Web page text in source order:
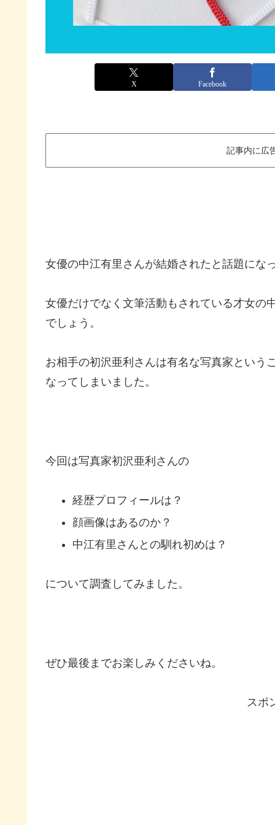
X Facebook
記事内に広
女優の中江有里さんが結婚されたと話題にな
女優だけでなく文筆活動もされている才女の
でしょう。
お相手の初沢亜利さんは有名な写真家という
なってしまいました。
今回は写真家初沢亜利さんの
経歴プロフィールは？
顔画像はあるのか？
中江有里さんとの馴れ初めは？
について調査してみました。
ぜひ最後までお楽しみくださいね。
スポ